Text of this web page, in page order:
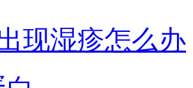
现湿疹怎么办